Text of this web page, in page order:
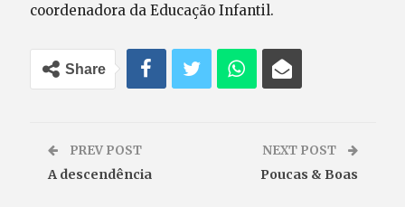
coordenadora da Educação Infantil.
Share
PREV POST
A descendência
NEXT POST
Poucas & Boas